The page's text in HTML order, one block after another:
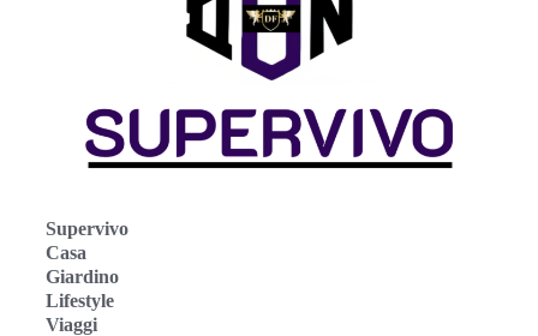
Supervivo
Casa
Giardino
Lifestyle
Viaggi